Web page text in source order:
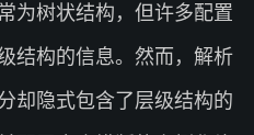
为树状结构，但许多配置
结构的信息。然而，解析
却隐式包含了层级结构的